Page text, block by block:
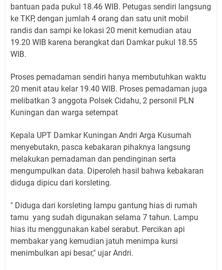
bantuan pada pukul 18.46 WIB. Petugas sendiri langsung
ke TKP, dengan jumlah 4 orang dan satu unit mobil
randis dan sampi ke lokasi 20 menit kemudian atau
19.20 WIB karena berangkat dari Damkar pukul 18.55
WIB.
Proses pemadaman sendiri hanya membutuhkan waktu
20 menit atau kelar 19.40 WIB. Proses pemadaman juga
melibatkan 3 anggota Polsek Cidahu, 2 personil PLN
Kuningan dan warga setempat
Kepala UPT Damkar Kuningan Andri Arga Kusumah
menyebutakn, pasca kebakaran pihaknya langsung
melakukan pemadaman dan pendinginan serta
mengumpulkan data. Diperoleh hasil bahwa kebakaran
diduga dipicu dari korsleting.
" Diduga dari korsleting lampu gantung hias di rumah
tamu yang sudah digunakan selama 7 tahun. Lampu
hias itu menggunakan kabel serabut. Percikan api
membakar yang kemudian jatuh menimpa kursi
menimbulkan api besar," ujar Andri.